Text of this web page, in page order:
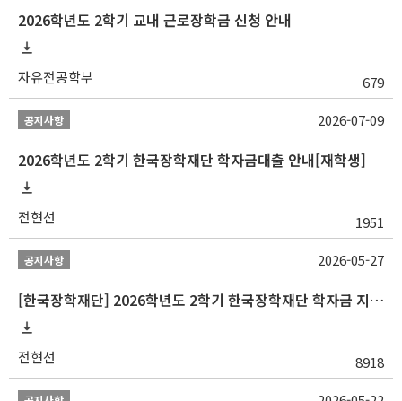
2026학년도 2학기 교내 근로장학금 신청 안내
자유전공학부 679
공지사항
2026학년도 2학기 한국장학재단 학자금대출 안내[재학생]
전현선 1951
2026-07-09
공지사항
[한국장학재단] 2026학년도 2학기 한국장학재단 학자금 지원구간 산정 신청 안내
전현선 8918
2026-05-27